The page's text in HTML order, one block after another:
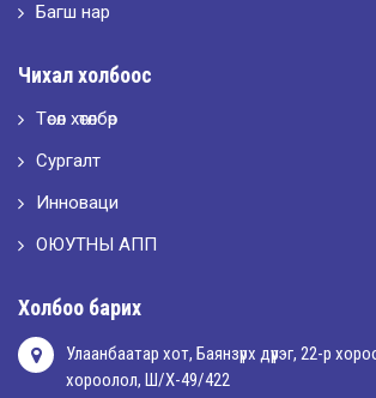
Багш нар
Чихал холбоос
Төсөл хөтөлбөр
Сургалт
Инноваци
ОЮУТНЫ АПП
Холбоо барих
Улаанбаатар хот, Баянзүрх дүүрэг, 22-р
хороолол, Ш/Х-49/422